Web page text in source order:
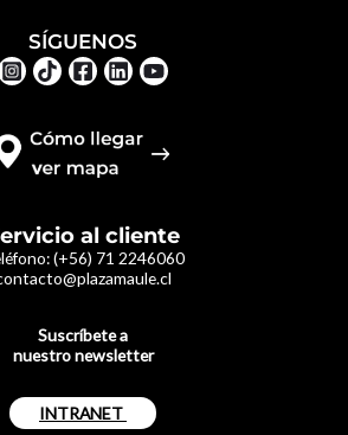
al cliente
(+56) 71 2246060
SÍGUENOS
Suscríbete a
nuestro newsletter
INTRANET